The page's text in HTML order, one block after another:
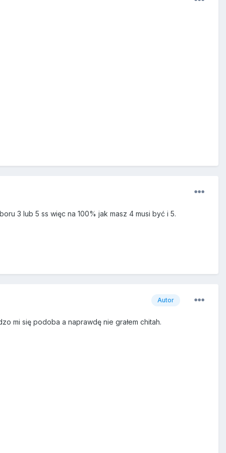
3 lub 5 ss więc na 100% jak masz 4 musi być i 5.
Autor
mi się podoba a naprawdę nie grałem chitah.